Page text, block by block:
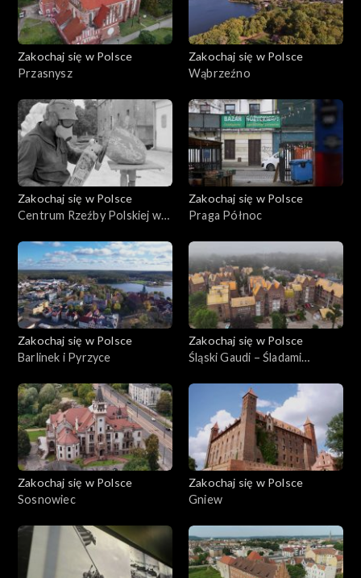
Zakochaj się w Polsce
Przasnysz
Zakochaj się w Polsce
Wąbrzeźno
Zakochaj się w Polsce
Centrum Rzeźby Polskiej w
Zakochaj się w Polsce
Praga Północ
Zakochaj się w Polsce
Barlinek i Pyrzyce
Zakochaj się w Polsce
Śląski Gaudi – Śladami
Zakochaj się w Polsce
Sosnowiec
Zakochaj się w Polsce
Gniew